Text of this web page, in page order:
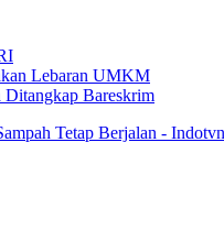
Lebaran UMKM
Ditangkap Bareskrim